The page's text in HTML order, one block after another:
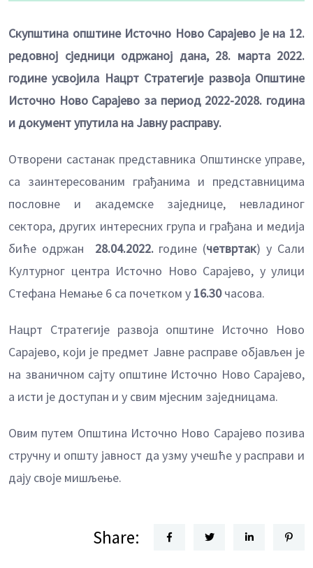
Скупштина општине Источно Ново Сарајево је на 12.
редовној сједници одржаној дана, 28. марта 2022.
године усвојила Нацрт Стратегије развоја Општине
Источно Ново Сарајево за период 2022-2028. година
и документ упутила на Јавну расправу.
Отворени састанак представника Општинске управе,
са заинтересованим грађанима и представницима
пословне и академске заједнице, невладиног
сектора, других интересних група и грађана и медија
биће одржан 28.04.2022.године (четвртак) у Сали
Културног центра Источно Ново Сарајево, у улици
Стефана Немање 6 са почетком у 16.30часова.
Нацрт Стратегије развоја општине Источно Ново
Сарајево, који је предмет Јавне расправе објављен је
на званичном сајту општине Источно Ново Сарајево,
а исти је доступан и у свим мјесним заједницама.
Овим путем Општина Источно Ново Сарајево позива
стручну и општу јавност да узму учешће у расправи и
дају своје мишљење.
Share: